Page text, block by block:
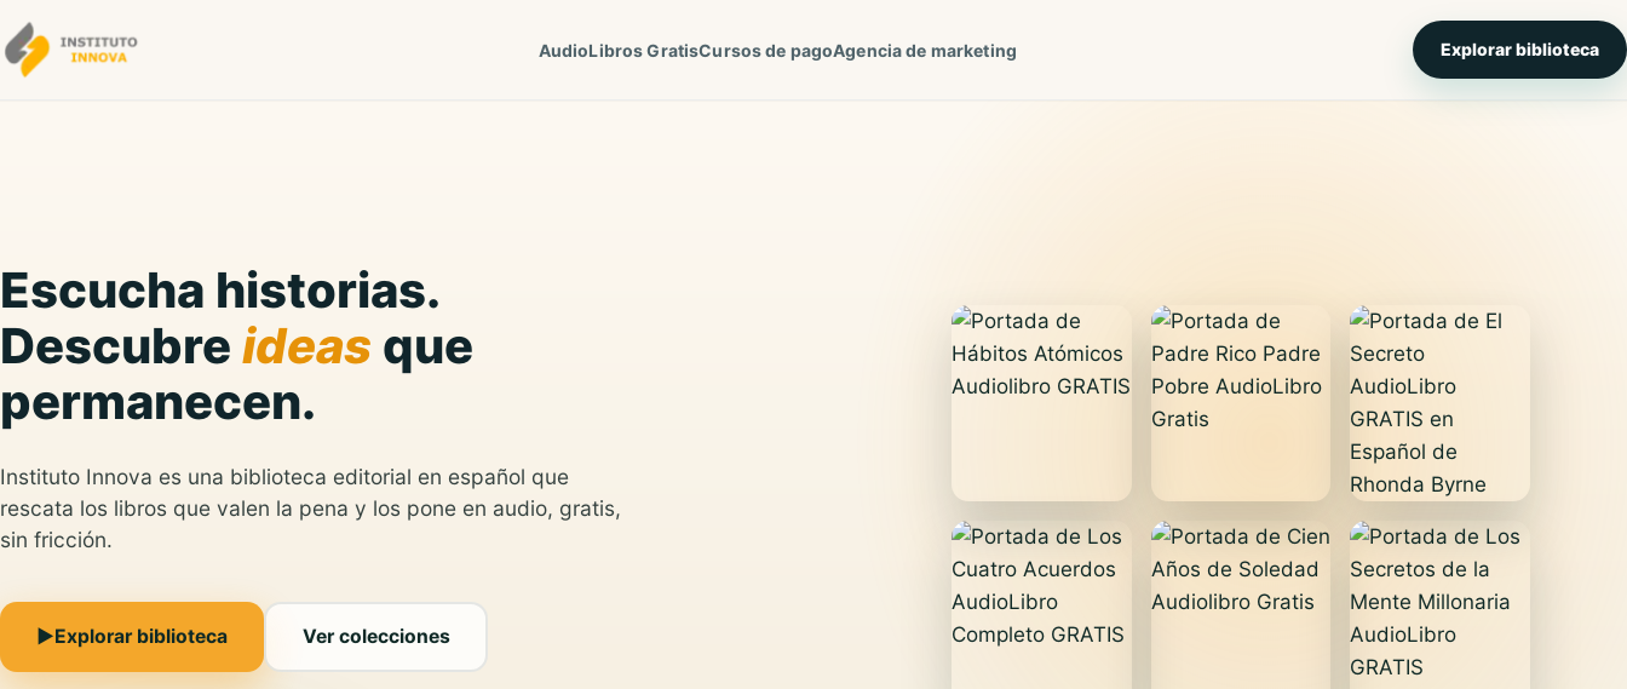
Saltar al contenido
AudioLibros GratisCursos de pagoAgencia de marketing Explorar biblioteca
Escucha historias.
Descubre ideas que
permanecen.
Instituto Innova es una biblioteca editorial en español que
rescata los libros que valen la pena y los pone en audio, gratis,
sin fricción.
▶Explorar biblioteca Ver colecciones